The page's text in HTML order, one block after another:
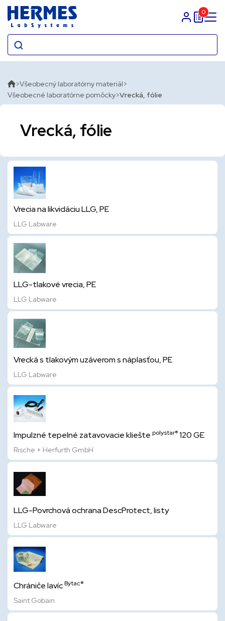
Prihlasit sa
0
Všeobecný laboratórny materiál
Všeobecné laboratórne pomôcky Vrecká, fólie
Vrecká, fólie
Vrecia na likvidáciu LLG, PE
LLG Labware
LLG-tlakové vrecia, PE
LLG Labware
Vrecká s tlakovým uzáverom s náplasťou, PE
LLG Labware
Impulzné tepelné zatavovacie kliešte polystar®120 GE
Rische + Herfurth GmbH
LLG-Povrchová ochrana DescProtect, listy
LLG Labware
Chrániče lavícBytac®
Saint Gobain